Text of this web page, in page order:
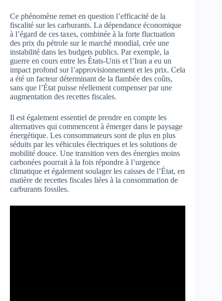
Ce phénomène remet en question l’efficacité de la
fiscalité sur les carburants. La dépendance économique
à l’égard de ces taxes, combinée à la forte fluctuation
des prix du pétrole sur le marché mondial, crée une
instabilité dans les budgets publics. Par exemple, la
guerre en cours entre les États-Unis et l’Iran a eu un
impact profond sur l’approvisionnement et les prix. Cela
a été un facteur déterminant de la flambée des coûts,
sans que l’État puisse réellement compenser par une
augmentation des recettes fiscales.
Il est également essentiel de prendre en compte les
alternatives qui commencent à émerger dans le paysage
énergétique. Les consommateurs sont de plus en plus
séduits par les véhicules électriques et les solutions de
mobilité douce. Une transition vers des énergies moins
carbonées pourrait à la fois répondre à l’urgence
climatique et également soulager les caisses de l’État, en
matière de recettes fiscales liées à la consommation de
carburants fossiles.